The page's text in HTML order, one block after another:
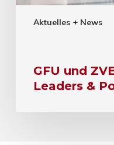
Aktuelles + News
GFU und
Leaders &